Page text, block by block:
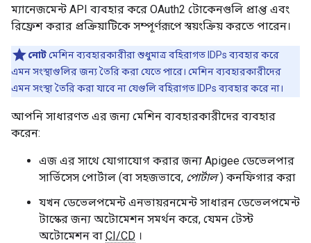
ম্যানেজমেন্ট API ব্যবহার করে OAuth2 টোকেনগুলি প্রাপ্ত এবং
রিফ্রেশ করার প্রক্রিয়াটিকে সম্পূর্ণরূপে স্বয়ংক্রিয় করতে পারেন।
নোটমেশিন ব্যবহারকারীরা শুধুমাত্র বহিরাগত IDPs ব্যবহার করে
এমন সংস্থাগুলির জন্য তৈরি করা যেতে পারে। মেশিন ব্যবহারকারীদের
এমন সংস্থা তৈরি করা যাবে না যেগুলি বহিরাগত IDPs ব্যবহার করে না।
আপনি সাধারণত এর জন্য মেশিন ব্যবহারকারীদের ব্যবহার
করেন:
এজ এর সাথে যোগাযোগ করার জন্য Apigee ডেভেলপার
সার্ভিসেস পোর্টাল (বা সহজভাবে, পোর্টাল) কনফিগার করা
যখন ডেভেলপমেন্ট এনভায়রনমেন্ট সাধারন ডেভেলপমেন্ট
টাস্কের জন্য অটোমেশন সমর্থন করে, যেমন টেস্ট
অটোমেশন বা CI/CD ।